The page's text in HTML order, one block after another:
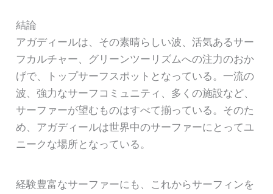
結論
アガディールは、その素晴らしい波、活気あるサー
フカルチャー、グリーンツーリズムへの注力のおか
げで、トップサーフスポットとなっている。一流の
波、強力なサーフコミュニティ、多くの施設など、
サーファーが望むものはすべて揃っている。そのた
め、アガディールは世界中のサーファーにとってユ
ニークな場所となっている。
経験豊富なサーファーにも、これからサーフィンを